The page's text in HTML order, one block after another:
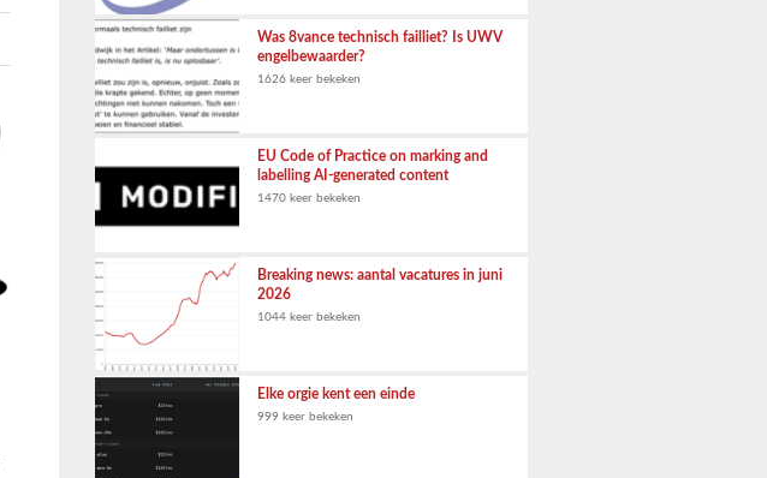
Was 8vance technisch failliet? Is UWV
engelbewaarder?
1626 keer bekeken
EU Code of Practice on marking and
labelling AI-generated content
1470 keer bekeken
Breaking news: aantal vacatures in juni
2026
1044 keer bekeken
Elke orgie kent een einde
999 keer bekeken